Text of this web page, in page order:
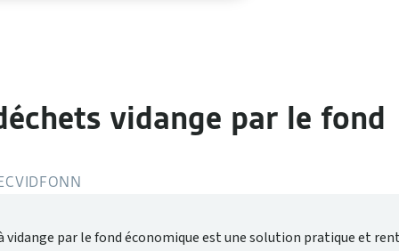
vidange par le fond
vidange par le fond économique est une solution pratique et